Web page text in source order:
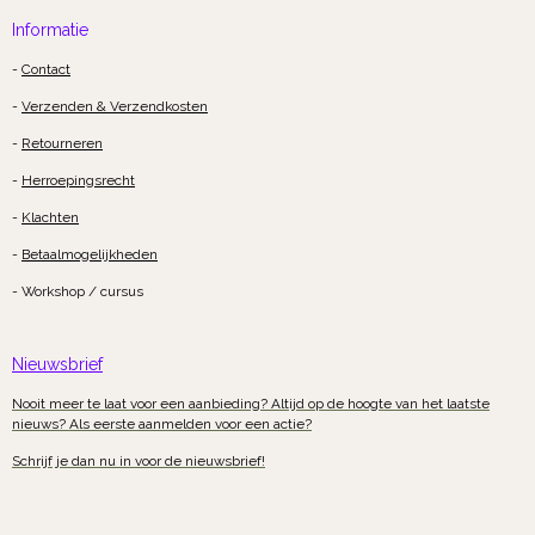
Informatie
- Contact
- Verzenden & Verzendkosten
- Retourneren
- Herroepingsrecht
- Klachten
- Betaalmogelijkheden
- Workshop / cursus
Nieuwsbrief
Nooit meer te laat voor een aanbieding? Altijd op de hoogte van het laatste
nieuws? Als eerste aanmelden voor een actie?
Schrijf je dan nu in voor de nieuwsbrief!